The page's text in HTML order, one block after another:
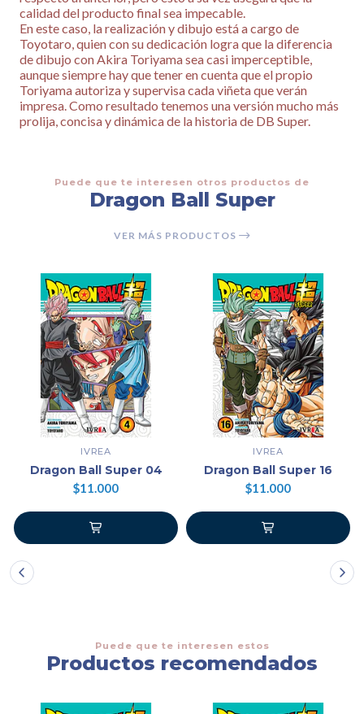
calidad del producto final sea impecable.
En este caso, la realización y dibujo está a cargo de
Toyotaro, quien con su dedicación logra que la diferencia
de dibujo con Akira Toriyama sea casi imperceptible,
aunque siempre hay que tener en cuenta que el propio
Toriyama autoriza y supervisa cada viñeta que verán
impresa. Como resultado tenemos una versión mucho más
prolija, concisa y dinámica de la historia de DB Super.
Puede que te interesen otros productos de
Dragon Ball Super
VER MÁS PRODUCTOS
IVREA
Dragon Ball Super 04
$11.000
IVREA
Dragon Ball Super 16
$11.000
Puede que te interesen estos
Productos recomendados